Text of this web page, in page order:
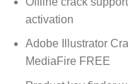
activation
Adobe Illustrator
MediaFire FREE